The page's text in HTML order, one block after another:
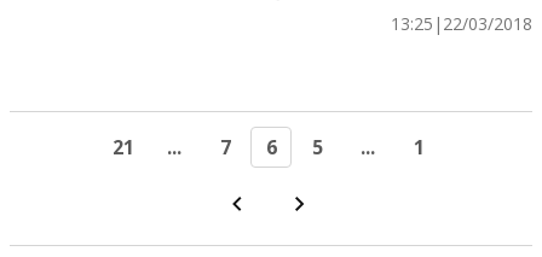
22/03/2018
|
13:25
21 ... 7 6 5 ... 1